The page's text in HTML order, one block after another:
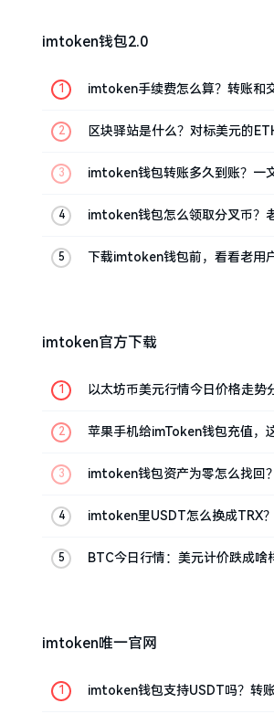
imtoken钱包2.0
imtoken手续费怎么算？转账和
区块驿站是什么？对标美元的
imtoken钱包转账多久到账？一
imtoken钱包怎么领取分叉币？
下载imtoken钱包前，看看老用
imtoken官方下载
以太坊币美元行情今日价格走势
苹果手机给imToken钱包充值，
imtoken钱包资产为零怎么找回
imtoken里USDT怎么换成TRX
BTC今日行情：美元计价跌成啥
imtoken唯一官网
imtoken钱包支持USDT吗？转